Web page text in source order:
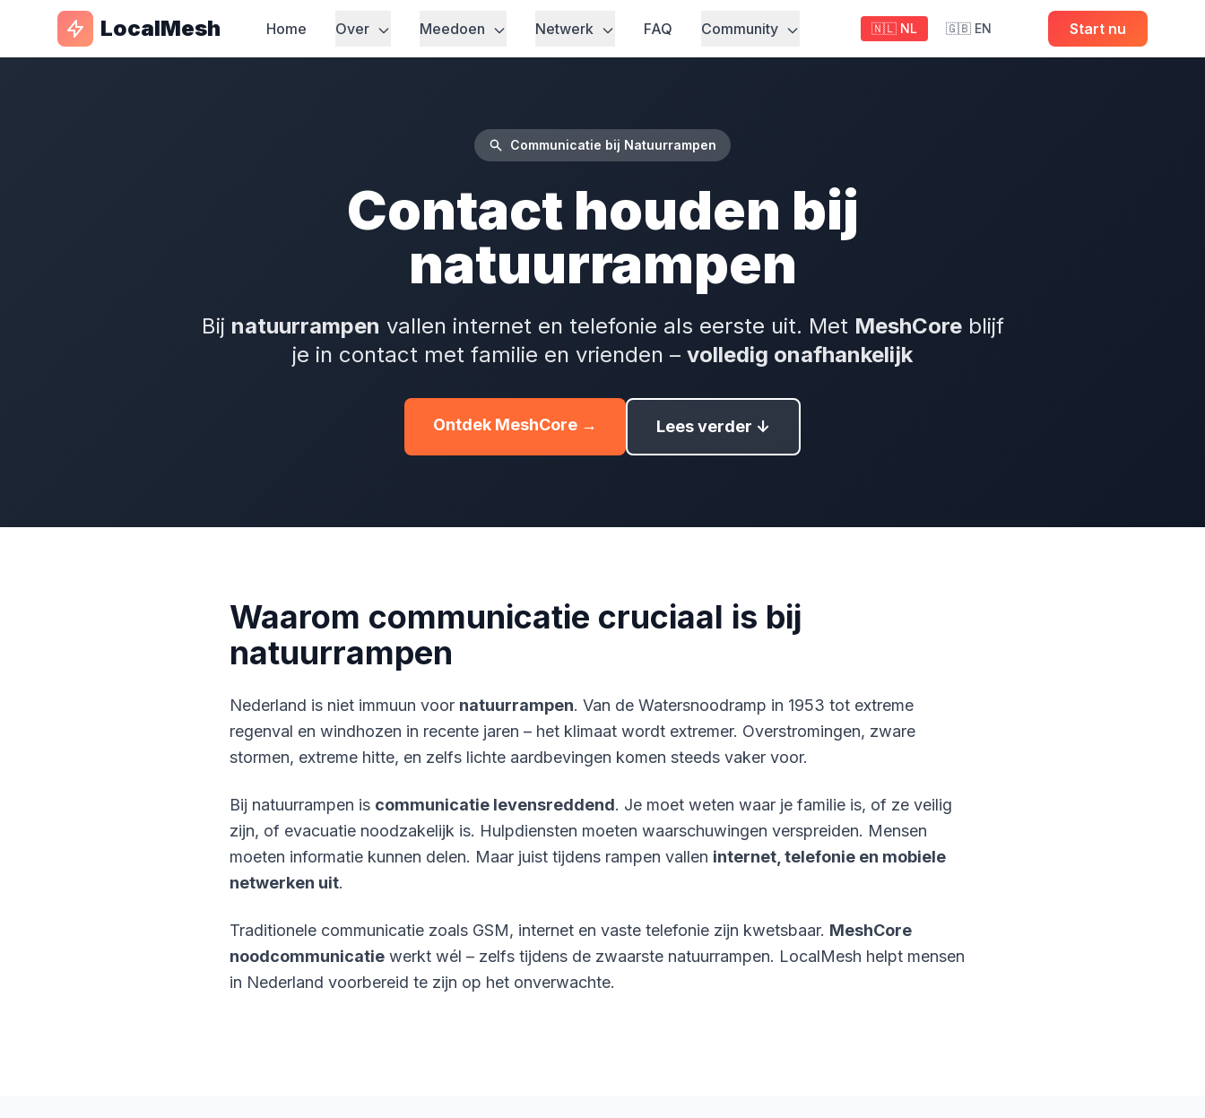
LocalMesh Home Over Meedoen Netwerk FAQ Community 🇳🇱 NL 🇬🇧 EN Start nu
Communicatie bij Natuurrampen
Contact houden bij
natuurrampen
Bij natuurrampen vallen internet en telefonie als eerste uit. Met MeshCoreblijf
je in contact met familie en vrienden – volledig onafhankelijk
Ontdek MeshCore → Lees verder ↓
Waarom communicatie cruciaal is bij
natuurrampen
Nederland is niet immuun voor natuurrampen. Van de Watersnoodramp in 1953 tot extreme
regenval en windhozen in recente jaren – het klimaat wordt extremer. Overstromingen, zware
stormen, extreme hitte, en zelfs lichte aardbevingen komen steeds vaker voor.
Bij natuurrampen is communicatie levensreddend. Je moet weten waar je familie is, of ze veilig
zijn, of evacuatie noodzakelijk is. Hulpdiensten moeten waarschuwingen verspreiden. Mensen
moeten informatie kunnen delen. Maar juist tijdens rampen vallen internet, telefonie en mobiele
netwerken uit.
Traditionele communicatie zoals GSM, internet en vaste telefonie zijn kwetsbaar. MeshCore
noodcommunicatie werkt wél – zelfs tijdens de zwaarste natuurrampen. LocalMesh helpt mensen
in Nederland voorbereid te zijn op het onverwachte.